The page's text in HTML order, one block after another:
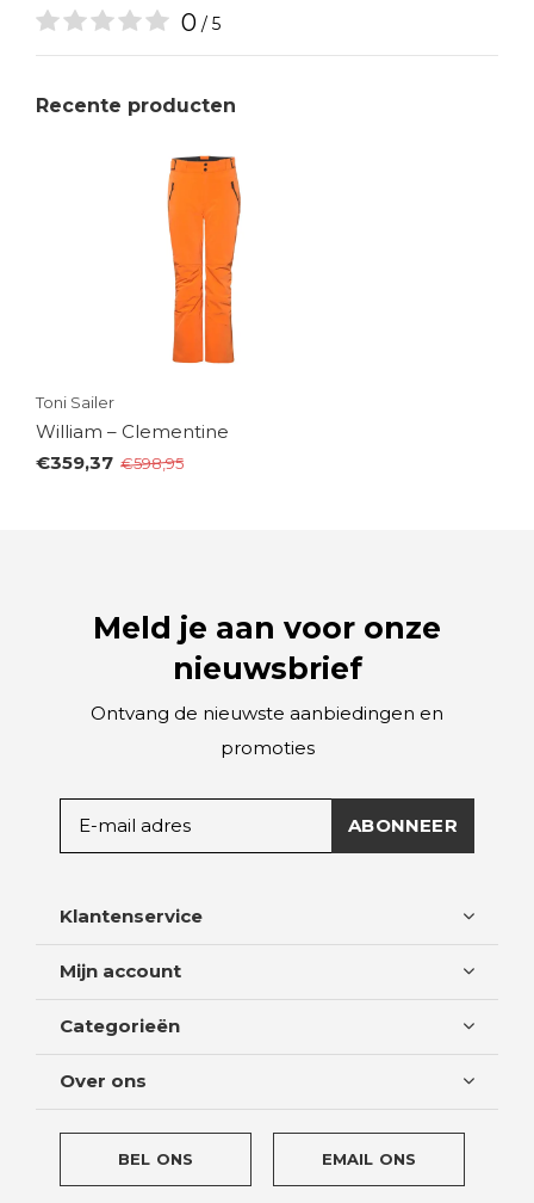
0 / 5
Recente producten
Toni Sailer
William – Clementine
€359,37 €598,95
Meld je aan voor onze
nieuwsbrief
Ontvang de nieuwste aanbiedingen en
promoties
ABONNEER
Klantenservice
Mijn account
Categorieën
Over ons
BEL ONS EMAIL ONS